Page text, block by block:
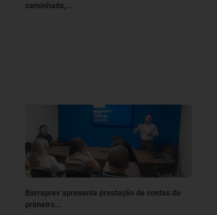
caminhada,...
Barraprev apresenta prestação de contas do
primeiro...